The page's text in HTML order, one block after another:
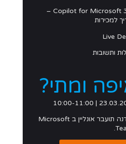
Copilot for Microsoft 365 –
למכירות
Live
ותשובות
ומתי?
23.03.2025 |
הסדנה תועבר אונליין ב Microsoft